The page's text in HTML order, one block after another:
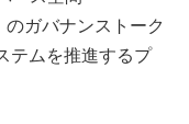
ガバナンストーク
テムを推進するプ